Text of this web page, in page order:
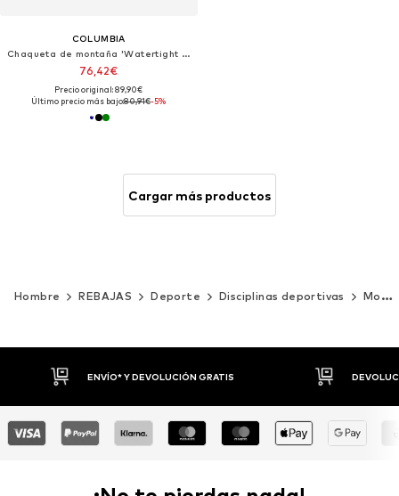
COLUMBIA
Chaqueta de montaña 'Watertight II'
76,42€
Precio original: 89,90€
Último precio más bajo:80,91€-5%
Cargar más productos
Hombre REBAJAS Deporte Disciplinas deportivas Montaña
DEVOLUCIONES HASTA 30 DÍAS